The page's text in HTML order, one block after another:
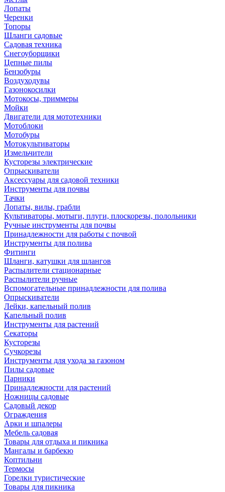
Лопаты
Черенки
Топоры
Шланги садовые
Садовая техника
Снегоуборщики
Цепные пилы
Бензобуры
Воздуходувы
Газонокосилки
Мотокосы, триммеры
Мойки
Двигатели для мототехники
Мотоблоки
Мотобуры
Мотокультиваторы
Измельчители
Кусторезы электрические
Опрыскиватели
Аксессуары для садовой техники
Инструменты для почвы
Тачки
Лопаты, вилы, грабли
Культиваторы, мотыги, плуги, плоскорезы, полольники
Ручные инструменты для почвы
Принадлежности для работы с почвой
Инструменты для полива
Фитинги
Шланги, катушки для шлангов
Распылители стационарные
Распылители ручные
Вспомогательные принадлежности для полива
Опрыскиватели
Лейки, капельный полив
Капельный полив
Инструменты для растений
Секаторы
Кусторезы
Сучкорезы
Инструменты для ухода за газоном
Пилы садовые
Парники
Принадлежности для растений
Ножницы садовые
Садовый декор
Ограждения
Арки и шпалеры
Мебель садовая
Товары для отдыха и пикника
Мангалы и барбекю
Коптильни
Термосы
Горелки туристические
Товары для пикника